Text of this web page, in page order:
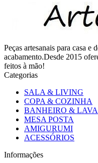
Peças artesanais para casa
acabamento.Desde 2015
feitos à mão!
Categorias
SALA & LIVING
COPA & COZINHA
BANHEIRO &
MESA POSTA
AMIGURUMI
ACESSÓRIOS
Informações